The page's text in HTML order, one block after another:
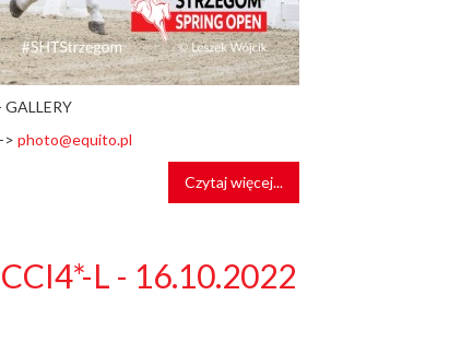
> photo@equito.pl
Czytaj więcej...
L - 16.10.2022